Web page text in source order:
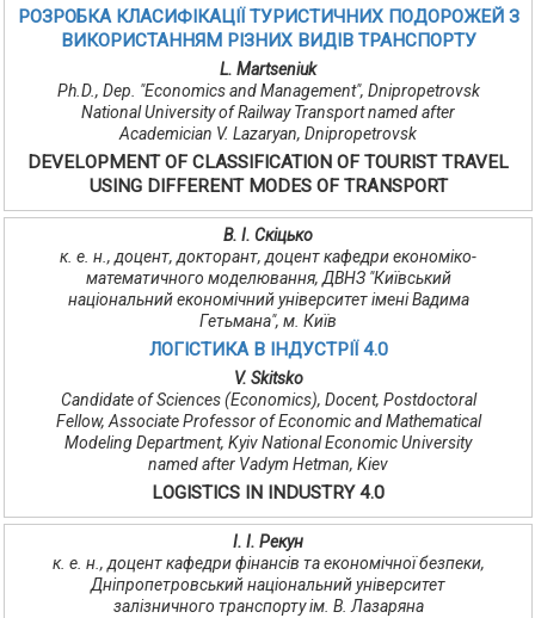
РОЗРОБКА КЛАСИФІКАЦІЇ ТУРИСТИЧНИХ ПОДОРОЖЕЙ З
ВИКОРИСТАННЯМ РІЗНИХ ВИДІВ ТРАНСПОРТУ
L. Martseniuk
Ph.D., Dep. "Economics and Management", Dnipropetrovsk
National University of Railway Transport named after
Academician V. Lazaryan, Dnipropetrovsk
DEVELOPMENT OF CLASSIFICATION OF TOURIST TRAVEL
USING DIFFERENT MODES OF TRANSPORT
В. І. Скіцько
к. е. н., доцент, докторант, доцент кафедри економіко-
математичного моделювання, ДВНЗ "Київський
національний економічний університет імені Вадима
Гетьмана", м. Київ
ЛОГІСТИКА В ІНДУСТРІЇ 4.0
V. Skitsko
Candidate of Sciences (Economics), Docent, Postdoctoral
Fellow, Associate Professor of Economic and Mathematical
Modeling Department, Kyiv National Economic University
named after Vadym Hetman, Kiev
LOGISTICS IN INDUSTRY 4.0
І. І. Рекун
к. е. н., доцент кафедри фінансів та економічної безпеки,
Дніпропетровський національний університет
залізничного транспорту ім. В. Лазаряна